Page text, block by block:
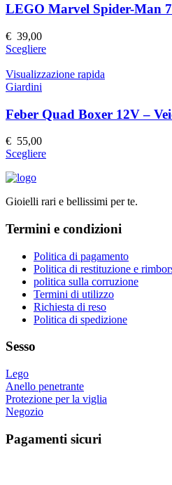
prodotto
Le
opzioni
scelte
nella
pagina
prodotto
LEGO Marvel Spider-Man
€ 39,00
ScegliereQuesto
ha
Le
opzioni
scelte
del
Visualizzazione rapida
Giardini
Feber Quad Boxer 12V –
€ 55,00
ScegliereQuesto
varianti.
opzioni
essere
scelte
nella
pagina
del
prodotto
Gioielli rari e bellissimi per te.
Termini e condizioni
Politica di pagamento
Politica di restituzione e
politica sulla corruzione
Termini di utilizzo
Richiesta di reso
Politica di spedizione
Sesso
Lego
Anello penetrante
Protezione per la viglia
Negozio
Pagamenti sicuri